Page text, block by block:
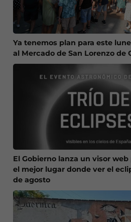
Ya tenemos plan para este
al Mercado de San Lorenzo de
El Gobierno lanza un visor
el mejor lugar donde ver el
de agosto